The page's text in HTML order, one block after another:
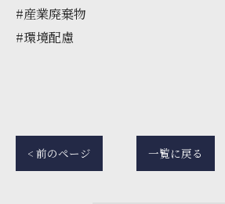
#産業廃棄物
#環境配慮
< 前のページ 一覧に戻る